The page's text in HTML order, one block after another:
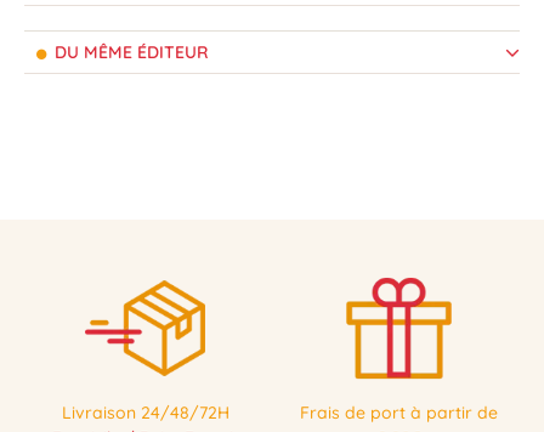
DU MÊME ÉDITEUR
Livraison 24/48/72H
Frais de port à partir de